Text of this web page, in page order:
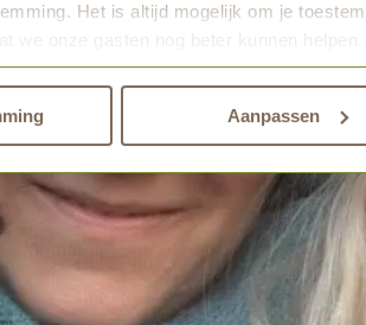
Het is altijd mogelijk om je
we onze gasten nog beter kunnen
Aanpassen